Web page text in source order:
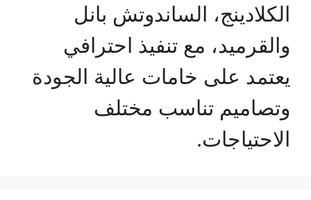
الكلادينج، الساندوتش بانل
والقرميد، مع تنفيذ احترافي
يعتمد على خامات عالية الجودة
وتصاميم تناسب مختلف
الاحتياجات.